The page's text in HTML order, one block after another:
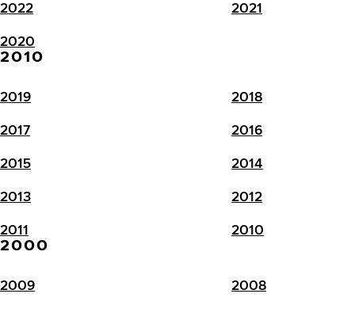
2022 2021
2020
2010
2019 2018
2017 2016
2015 2014
2013 2012
2011 2010
2000
2009 2008